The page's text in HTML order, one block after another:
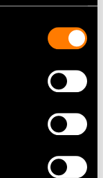
estääksesi
viileässä paikassa.
lämpötiloille tai